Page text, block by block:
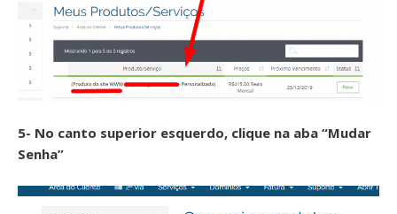
5- No canto superior esquerdo, clique na aba “Mudar
Senha”